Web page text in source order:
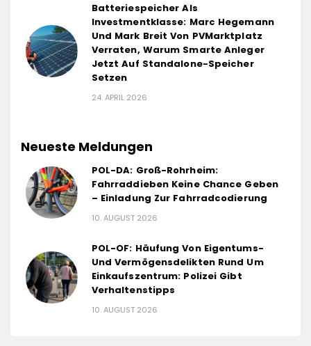
Batteriespeicher Als
Investmentklasse: Marc Hegemann
Und Mark Breit Von PVMarktplatz
Verraten, Warum Smarte Anleger
Jetzt Auf Standalone-Speicher
Setzen
24. APRIL 2026
Neueste Meldungen
POL-DA: Groß-Rohrheim:
Fahrraddieben Keine Chance Geben
– Einladung Zur Fahrradcodierung
10. AUGUST 2026
POL-OF: Häufung Von Eigentums-
Und Vermögensdelikten Rund Um
Einkaufszentrum: Polizei Gibt
Verhaltenstipps
10. AUGUST 2026